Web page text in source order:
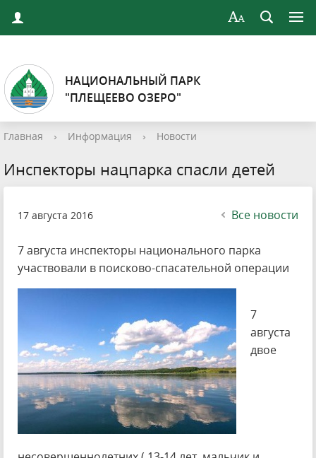
НАЦИОНАЛЬНЫЙ ПАРК
"ПЛЕЩЕЕВО ОЗЕРО"
Главная › Информация › Новости
Инспекторы нацпарка спасли детей
17 августа 2016 Все новости
7 августа инспекторы национального парка
участвовали в поисково-спасательной операции
7
августа
двое